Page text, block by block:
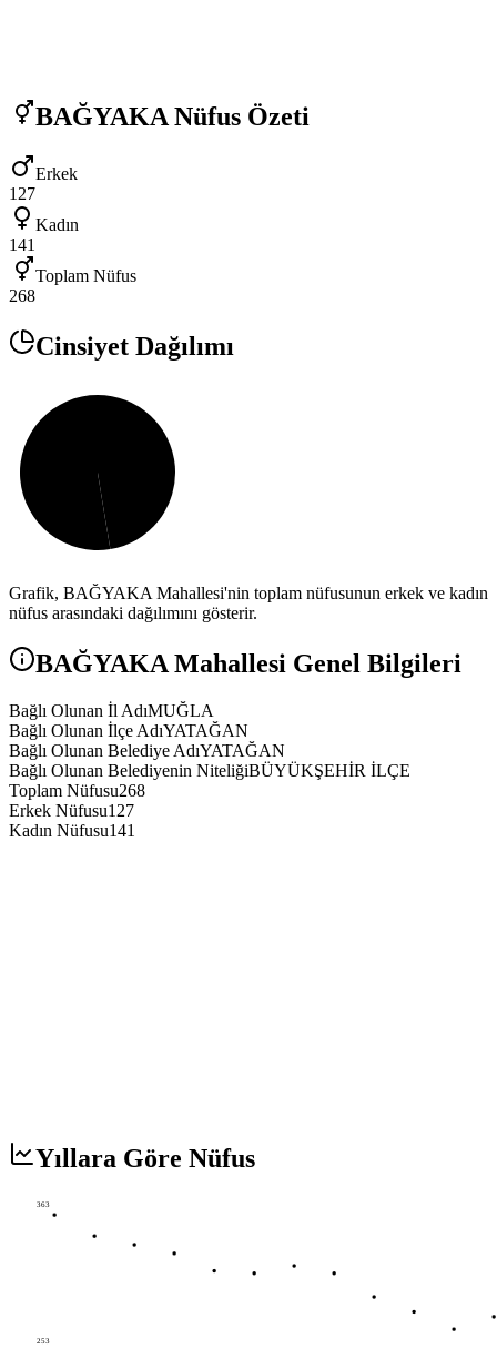
BAĞYAKA Nüfus Özeti
Erkek
127
Kadın
141
Toplam Nüfus
268
Cinsiyet Dağılımı
Grafik, BAĞYAKA Mahallesi'nin toplam nüfusunun erkek ve kadın
nüfus arasındaki dağılımını gösterir.
BAĞYAKA Mahallesi Genel Bilgileri
Bağlı Olunan İl AdıMUĞLA
Bağlı Olunan İlçe AdıYATAĞAN
Bağlı Olunan Belediye AdıYATAĞAN
Bağlı Olunan Belediyenin NiteliğiBÜYÜKŞEHİR İLÇE
Toplam Nüfusu268
Erkek Nüfusu127
Kadın Nüfusu141
Yıllara Göre Nüfus
363
253